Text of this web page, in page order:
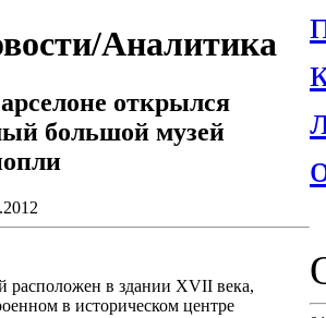
Аналитика
открылся
большой музей
расположен в здании XVII века,
в историческом центре